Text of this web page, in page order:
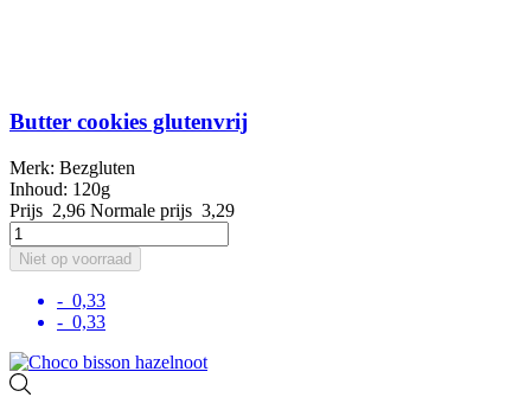
Butter cookies glutenvrij
Merk: Bezgluten
Inhoud: 120g
Prijs 2,96 Normale prijs 3,29
Niet op voorraad
- 0,33
- 0,33